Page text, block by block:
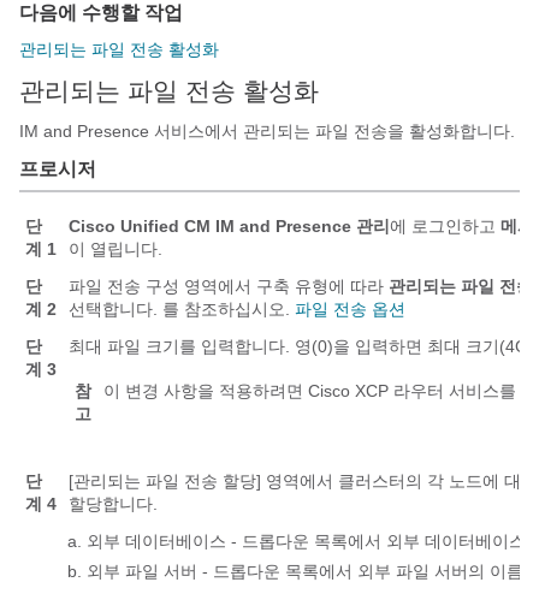
다음에 수행할 작업
관리되는 파일 전송 활성화
관리되는 파일 전송 활성화
IM and Presence 서비스에서 관리되는 파일 전송을 활성화합니다.
프로시저
단
계 1
Cisco Unified CM IM and Presence 관리 에 로그인하고 메시
이 열립니다.
단
계 2
파일 전송 구성 영역에서 구축 유형에 따라 관리되는 파일 전송
선택합니다. 를 참조하십시오. 파일 전송 옵션
단
계 3
최대 파일 크기를 입력합니다. 영(0)을 입력하면 최대 크기
참
고
이 변경 사항을 적용하려면 Cisco XCP 라우터 서비스를
단
계 4
[관리되는 파일 전송 할당] 영역에서 클러스터의 각 노드에 대
할당합니다.
외부 데이터베이스 - 드롭다운 목록에서 외부 데이터베이스
외부 파일 서버 - 드롭다운 목록에서 외부 파일 서버의 이름